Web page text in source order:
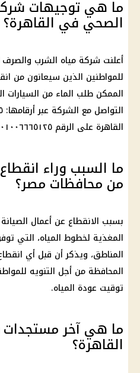
ما هي توجيهات
الصحي في القاهرة؟
أعلنت شركة مياه الشرب
للمواطنين الذين سيعانون من
الممكن طلب الماء من السيارات
القاهرة على الرقم ٠١٠٠٦٦٦٥١٢٥.
ما السبب وراء
من محافظات مصر؟
بسبب الانقطاع عن أعمال
المغذية لخطوط المياه، التي
المناطق، ويذكر أن قبل أي
المحافظة من أجل التنويه
توقيت عودة المياه.
ما هي آخر مستجدات
القاهرة؟